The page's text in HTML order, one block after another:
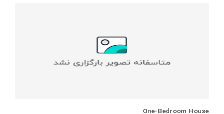
One-Bedroom House